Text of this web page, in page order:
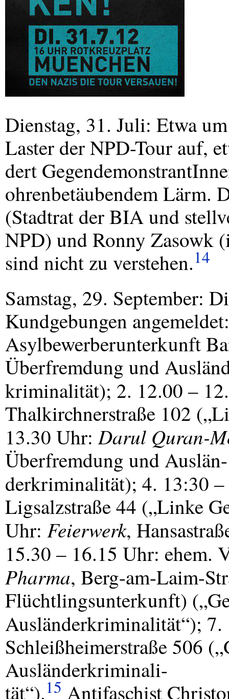
Dienstag, 31. Juli: Etwa
Laster derNPD-Tour auf,
dert
ohrenbetäubendem Lärm.
(Stadtrat derBIAund
NPD) und Ronny Zasowk
sind nicht zu verstehen.14
Samstag, 29. September:
Kundgebungen
Asylbewerberunterkunft
Überfremdung und
kriminalität); 2. 12.00 –
Thalkirchnerstraße 102
13.30 Uhr:Darul Quran-
Überfremdung und Auslän-
derkriminalität); 4. 13:30
Ligsalzstraße 44 („Linke
Uhr: Feierwerk,
15.30 – 16.15 Uhr: ehem.
Pharma, Berg-am-Laim-
Flüchtlingsunterkunft)
Ausländerkriminalität“);
Schleißheimerstraße 506
Ausländerkriminali-
tät“).15 Antifaschist